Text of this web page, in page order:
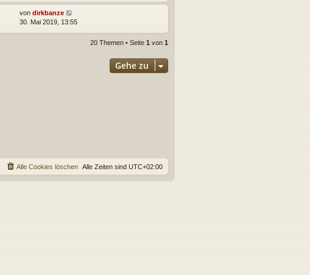
von dirkbanze
30. Mai 2019, 13:55
20 Themen • Seite 1 von 1
Gehe zu
Alle Zeiten sind UTC+02:00
Alle Cookies löschen